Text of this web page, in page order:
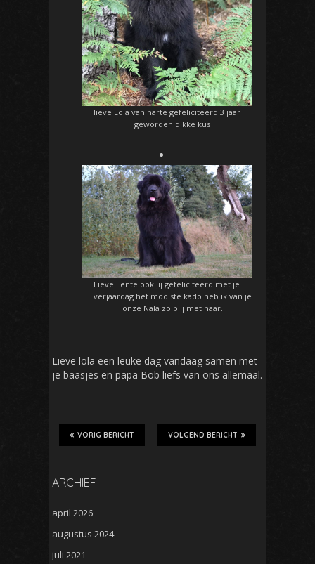
lieve Lola van harte gefeliciteerd 3 jaar
geworden dikke kus
Lieve Lente ook jij gefeliciteerd met je
verjaardag het mooiste kado heb ik van je
onze Nala zo blij met haar.
Lieve lola een leuke dag vandaag samen met
je baasjes en papa Bob liefs van ons allemaal.
VOLGEND BERICHT
VORIG BERICHT
ARCHIEF
april 2026
augustus 2024
juli 2021